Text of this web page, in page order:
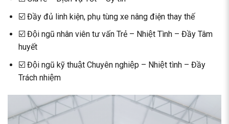
☑️ Đầy đủ linh kiện, phụ tùng xe nâng điện thay thế
☑️ Đội ngũ nhân viên tư vấn Trẻ – Nhiệt Tình – Đầy Tâm
huyết
☑️ Đội ngũ kỹ thuật Chuyên nghiệp – Nhiệt tình – Đầy
Trách nhiệm